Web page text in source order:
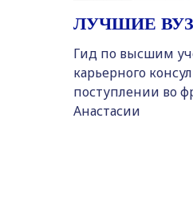
ЛУЧШИЕ
Гид по высшим
карьерного
поступлении во
Анастасии